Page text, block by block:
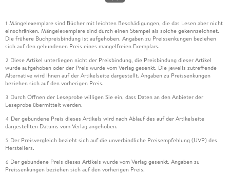
1 Mängelexemplare sind Bücher mit leichten Beschädigungen, die das Lesen aber nicht
einschränken. Mängelexemplare sind durch einen Stempel als solche gekennzeichnet.
Die frühere Buchpreisbindung ist aufgehoben. Angaben zu Preissenkungen beziehen
sich auf den gebundenen Preis eines mangelfreien Exemplars.
2 Diese Artikel unterliegen nicht der Preisbindung, die Preisbindung dieser Artikel
wurde aufgehoben oder der Preis wurde vom Verlag gesenkt. Die jeweils zutreffende
Alternative wird Ihnen auf der Artikelseite dargestellt. Angaben zu Preissenkungen
beziehen sich auf den vorherigen Preis.
3 Durch Öffnen der Leseprobe willigen Sie ein, dass Daten an den Anbieter der
Leseprobe übermittelt werden.
4 Der gebundene Preis dieses Artikels wird nach Ablauf des auf der Artikelseite
dargestellten Datums vom Verlag angehoben.
5 Der Preisvergleich bezieht sich auf die unverbindliche Preisempfehlung (UVP) des
Herstellers.
6 Der gebundene Preis dieses Artikels wurde vom Verlag gesenkt. Angaben zu
Preissenkungen beziehen sich auf den vorherigen Preis.